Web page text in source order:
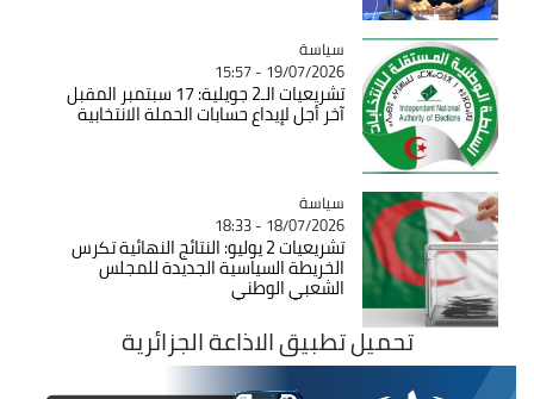
Catégorie
سياسة
19/07/2026 - 15:57
تشريعيات الـ2 جويلية: 17 سبتمبر المقبل
آخر أجل لإيداع حسابات الحملة الانتخابية
Catégorie
سياسة
18/07/2026 - 18:33
تشريعيات 2 يوليو: النتائج النهائية تكرس
الخريطة السياسية الجديدة للمجلس
الشعبي الوطني
تحميل تطبيق الاذاعة الجزائرية